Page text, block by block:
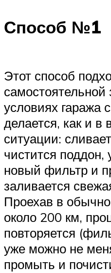
Способ №1
Этот способ
условиях гаража
делается, как и
ситуации:
чистится поддон,
новый фильтр и
заливается
Проехав в
около 200 км,
повторяется
уже можно не
промыть и